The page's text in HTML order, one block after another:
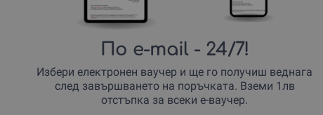
По e-mail- 24/7!
Избери електронен ваучер и ще го получиш веднага
след завършването на поръчката. Вземи 1лв
отстъпка за всеки е-ваучер.